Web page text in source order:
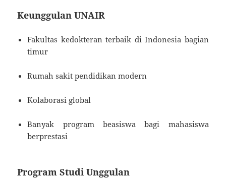
Keunggulan UNAIR
Fakultas kedokteran terbaik di Indonesia bagian
timur
Rumah sakit pendidikan modern
Kolaborasi global
Banyak program beasiswa bagi mahasiswa
berprestasi
Program Studi Unggulan